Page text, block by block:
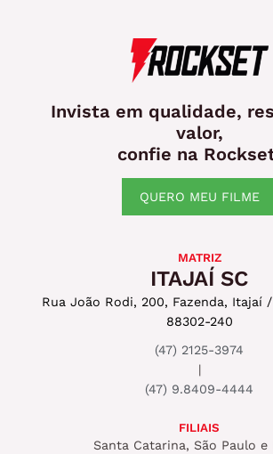
Invista em qualidade,
valor,
confie na
QUERO MEU FILME
MATRIZ
ITAJAÍ SC
Rua João Rodi, 200, Fazenda, Itajaí /
88302-240
(47) 2125-3974
|
(47) 9.8409-4444
FILIAIS
Santa Catarina, São Paulo e